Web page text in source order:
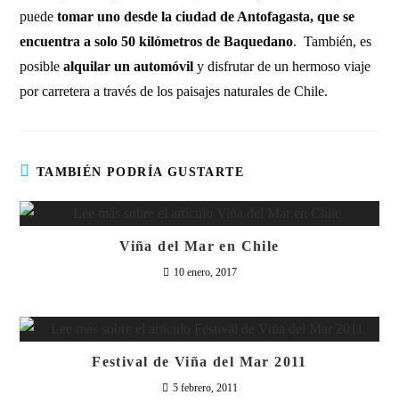
puedetomar uno desde la ciudad de Antofagasta, que se
encuentra a solo 50 kilómetros de Baquedano. También, es
posiblealquilar un automóvily disfrutar de un hermoso viaje
por carretera a través de los paisajes naturales de Chile.
TAMBIÉN PODRÍA GUSTARTE
Viña del Mar en Chile
10 enero, 2017
Festival de Viña del Mar 2011
5 febrero, 2011